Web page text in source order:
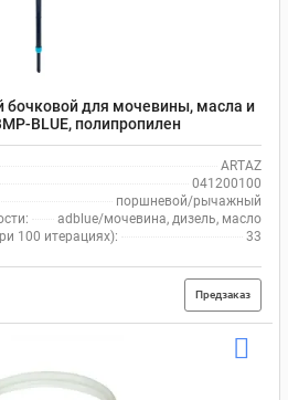
бочковой для мочевины, масла и
BLUE, полипропилен
ARTAZ
041200100
поршневой/рычажный
adblue/мочевина, дизель, масло
100 итерациях):
33
Предзаказ